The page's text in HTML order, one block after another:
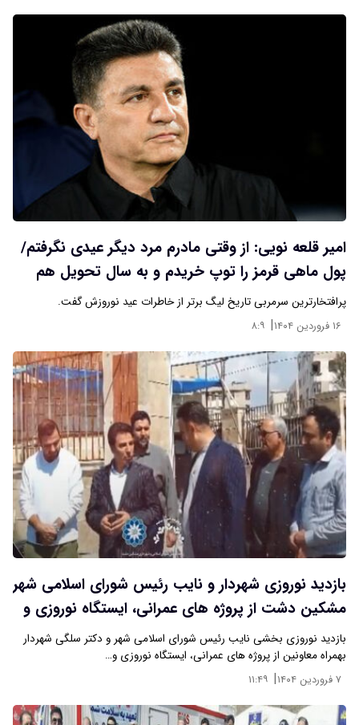
امیر قلعه نویی: از وقتی مادرم مرد دیگر عیدی نگرفتم/
پول ماهی قرمز را توپ خریدم و به سال تحویل هم
نرسیدم
پرافتخارترین سرمربی تاریخ لیگ برتر از خاطرات عید نوروزش گفت.
۱۶ فروردین ۱۴۰۴ | ۸:۹
بازدید نوروزی شهردار و نایب رئیس شورای اسلامی شهر
مشکین دشت از پروژه های عمرانی، ایستگاه نوروزی و
پرسنل زحمت کش خدمات شهری و فضای سبز
شهرداری
بازدید نوروزی بخشی نایب رئیس شورای اسلامی شهر و دکتر سلگی شهردار
بهمراه معاونین از پروژه های عمرانی، ایستگاه نوروزی و…
۷ فروردین ۱۴۰۴ | ۱۱:۴۹